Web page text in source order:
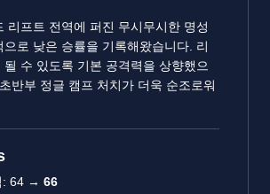
리프트 전역에 퍼진 무시무시한 명성
로 낮은 승률을 기록해왔습니다. 리
될 수 있도록 기본 공격력을 상향했으
반부 정글 캠프 처치가 더욱 순조로워
: 64 → 66